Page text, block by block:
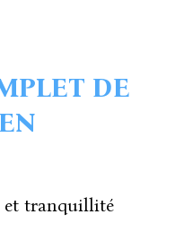
DE
et tranquillité